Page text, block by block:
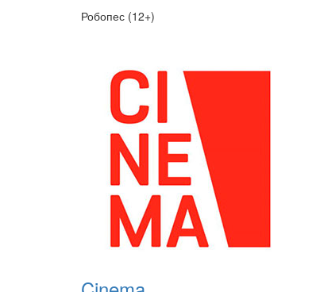
Робопес (12+)